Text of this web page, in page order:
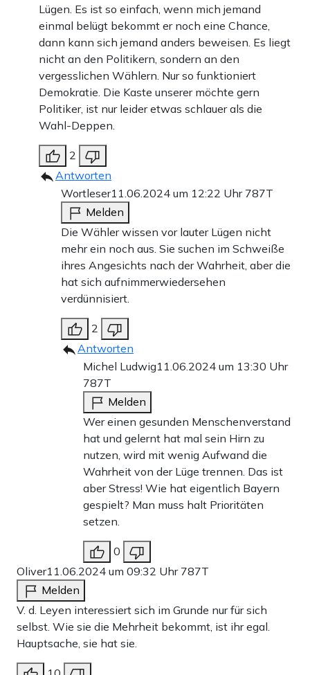
Lügen. Es ist so einfach, wenn mich jemand
einmal belügt bekommt er noch eine Chance,
dann kann sich jemand anders beweisen. Es liegt
nicht an den Politikern, sondern an den
vergesslichen Wählern. Nur so funktioniert
Demokratie. Die Kaste unserer möchte gern
Politiker, ist nur leider etwas schlauer als die
Wahl-Deppen.
2
Antworten
Wortleser11.06.2024 um 12:22 Uhr 787T
Melden
Die Wähler wissen vor lauter Lügen nicht
mehr ein noch aus. Sie suchen im Schweiße
ihres Angesichts nach der Wahrheit, aber die
hat sich aufnimmerwiedersehen
verdünnisiert.
2
Antworten
Michel Ludwig11.06.2024 um 13:30 Uhr
787T
Melden
Wer einen gesunden Menschenverstand
hat und gelernt hat mal sein Hirn zu
nutzen, wird mit wenig Aufwand die
Wahrheit von der Lüge trennen. Das ist
aber Stress! Wie hat eigentlich Bayern
gespielt? Man muss halt Prioritäten
setzen.
0
Oliver11.06.2024 um 09:32 Uhr 787T
Melden
V. d. Leyen interessiert sich im Grunde nur für sich
selbst. Wie sie die Mehrheit bekommt, ist ihr egal.
Hauptsache, sie hat sie.